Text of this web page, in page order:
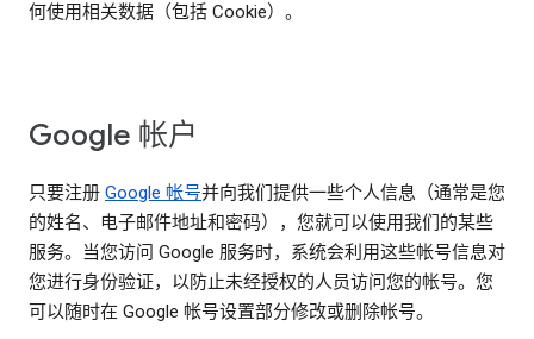
何使用相关数据（包括 Cookie）。
Google 帐户
只要注册 Google 帐号并向我们提供一些个人信息（通常是您
的姓名、电子邮件地址和密码），您就可以使用我们的某些
服务。当您访问 Google 服务时，系统会利用这些帐号信息对
您进行身份验证，以防止未经授权的人员访问您的帐号。您
可以随时在 Google 帐号设置部分修改或删除帐号。